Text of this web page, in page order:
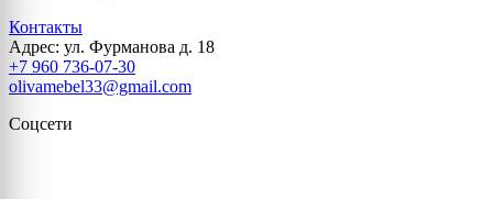
Контакты
Адрес: ул. Фурманова д. 18
+7 960 736-07-30
olivamebel33@gmail.com
Соцсети